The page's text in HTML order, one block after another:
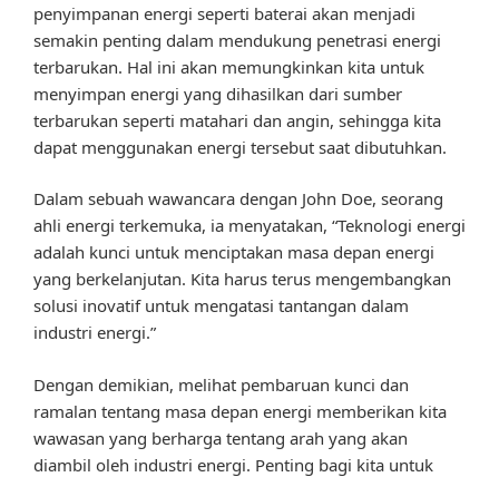
penyimpanan energi seperti baterai akan menjadi
semakin penting dalam mendukung penetrasi energi
terbarukan. Hal ini akan memungkinkan kita untuk
menyimpan energi yang dihasilkan dari sumber
terbarukan seperti matahari dan angin, sehingga kita
dapat menggunakan energi tersebut saat dibutuhkan.
Dalam sebuah wawancara dengan John Doe, seorang
ahli energi terkemuka, ia menyatakan, “Teknologi energi
adalah kunci untuk menciptakan masa depan energi
yang berkelanjutan. Kita harus terus mengembangkan
solusi inovatif untuk mengatasi tantangan dalam
industri energi.”
Dengan demikian, melihat pembaruan kunci dan
ramalan tentang masa depan energi memberikan kita
wawasan yang berharga tentang arah yang akan
diambil oleh industri energi. Penting bagi kita untuk